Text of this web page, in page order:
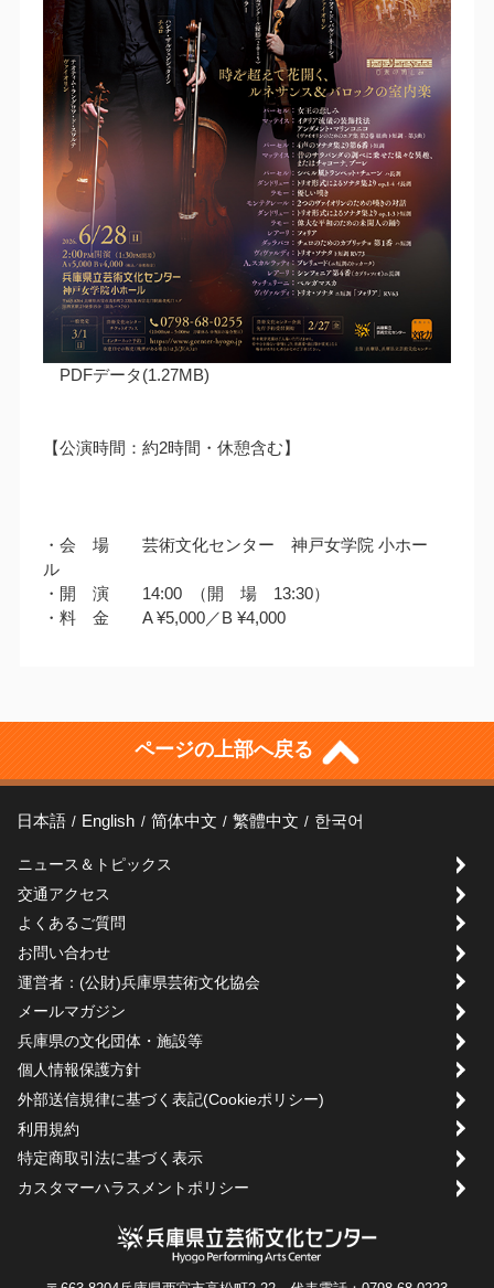
PDFデータ(1.27MB)
【公演時間：約2時間・休憩含む】
・会 場 芸術文化センター 神戸女学院 小ホー
ル
・開 演 14:00 （開 場 13:30）
・料 金 A ¥5,000／B ¥4,000
ページの上部へ戻る
日本語 English 简体中文 繁體中文 한국어
ニュース＆トピックス
交通アクセス
よくあるご質問
お問い合わせ
運営者：(公財)兵庫県芸術文化協会
メールマガジン
兵庫県の文化団体・施設等
個人情報保護方針
外部送信規律に基づく表記(Cookieポリシー)
利用規約
特定商取引法に基づく表示
カスタマーハラスメントポリシー